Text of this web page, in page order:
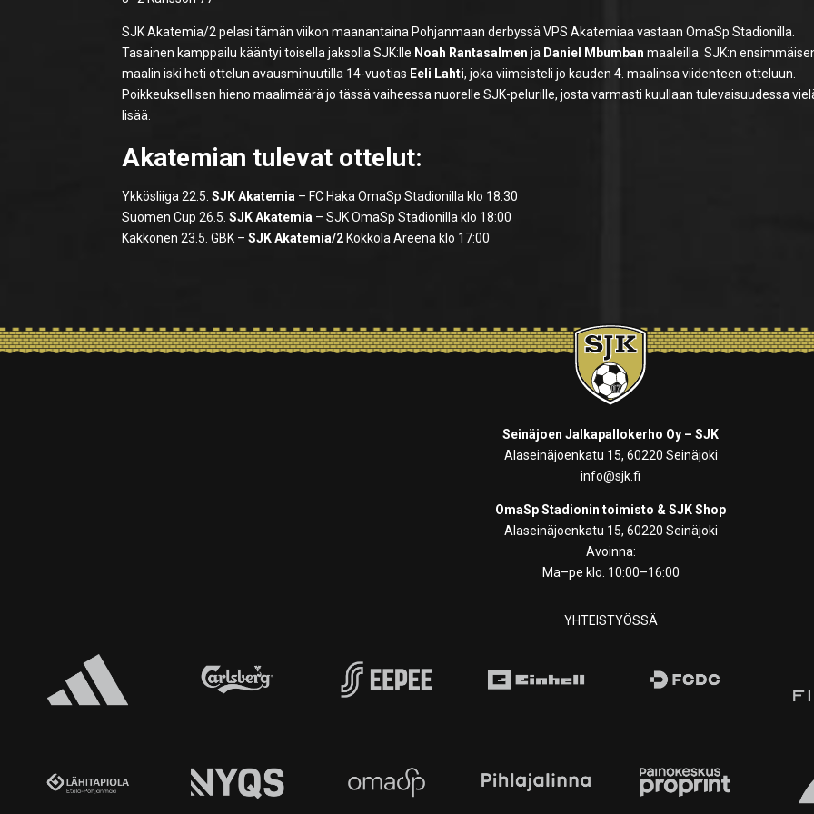
SJK Akatemia/2 pelasi tämän viikon maanantaina Pohjanmaan derbyssä VPS Akatemiaa vastaan OmaSp Stadionilla.
Tasainen kamppailu kääntyi toisella jaksolla SJK:lle Noah Rantasalmen ja Daniel Mbumban maaleilla. SJK:n
maalin iski heti ottelun avausminuutilla 14-vuotias Eeli Lahti, joka viimeisteli jo kauden 4. maalinsa viidenteen otteluun.
Poikkeuksellisen hieno maalimäärä jo tässä vaiheessa nuorelle SJK-pelurille, josta varmasti kuullaan tulevaisuudessa
lisää.
Akatemian tulevat ottelut:
Ykkösliiga 22.5.SJK Akatemia – FC Haka OmaSp Stadionilla klo 18:30
Suomen Cup 26.5.SJK Akatemia – SJK OmaSp Stadionilla klo 18:00
Kakkonen 23.5. GBK –SJK Akatemia/2 Kokkola Areena klo 17:00
Seinäjoen Jalkapallokerho Oy – SJK
Alaseinäjoenkatu 15, 60220 Seinäjoki
info@sjk.fi
OmaSp Stadionin toimisto & SJK Shop
Alaseinäjoenkatu 15, 60220 Seinäjoki
Avoinna:
Ma–pe klo. 10:00–16:00
YHTEISTYÖSSÄ